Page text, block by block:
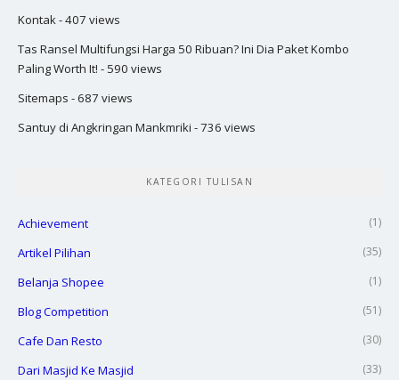
Kontak- 407 views
Tas Ransel Multifungsi Harga 50 Ribuan? Ini Dia Paket Kombo
Paling Worth It! - 590 views
Sitemaps - 687 views
Santuy di Angkringan Mankmriki - 736 views
KATEGORI TULISAN
Achievement (1)
Artikel Pilihan (35)
Belanja Shopee (1)
Blog Competition (51)
Cafe Dan Resto (30)
Dari Masjid Ke Masjid (33)